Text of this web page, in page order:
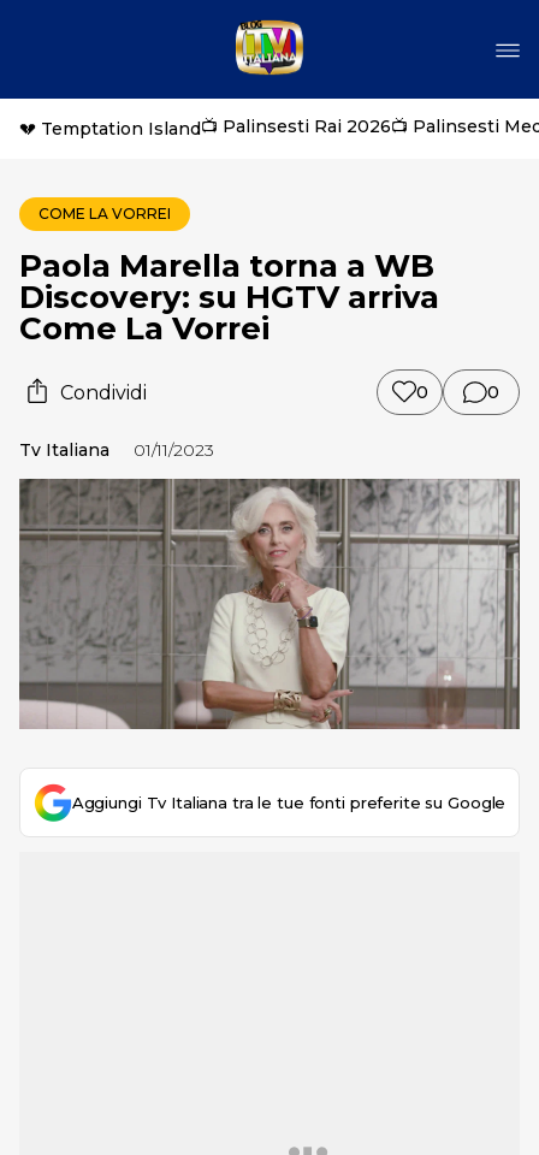
💔 Temptation Island📺 Palinsesti Rai 2026📺 Palinsesti
COME LA VORREI
Paola Marella torna a WB
Discovery: su HGTV arriva
Come La Vorrei
Condividi 0 0
Tv Italiana 01/11/2023
Aggiungi Tv Italiana tra le tue fonti preferite su Google